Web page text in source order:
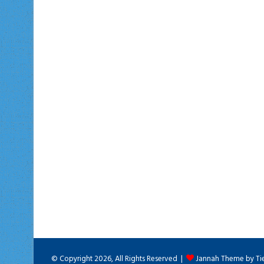
© Copyright 2026, All Rights Reserved | Jannah Theme by